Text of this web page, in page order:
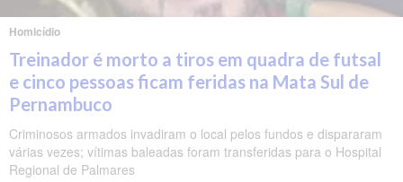
Homicídio
Treinador é morto a tiros em quadra de futsal
e cinco pessoas ficam feridas na Mata Sul de
Pernambuco
Criminosos armados invadiram o local pelos fundos e dispararam
várias vezes; vítimas baleadas foram transferidas para o Hospital
Regional de Palmares